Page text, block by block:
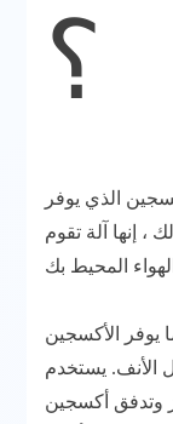
؟
الذي يوفر
، إنها آلة تقوم
يوفر الأكسجين
الأنف. يستخدم
وتدفق أكسجين